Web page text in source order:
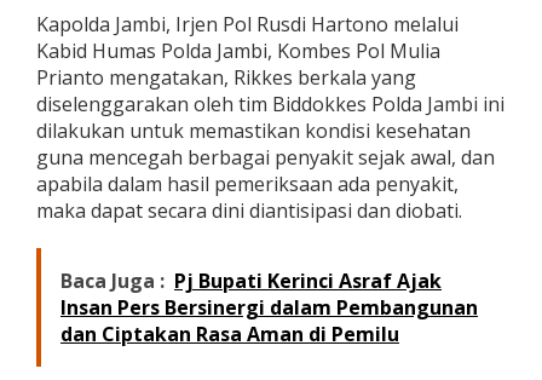
K
e
s
e
h
t
a
n
P
s
o
n
i
Kapolda Jambi, Irjen Pol Rusdi Hartono melalui
Kabid Humas Polda Jambi, Kombes Pol Mulia
Prianto mengatakan, Rikkes berkala yang
diselenggarakan oleh tim Biddokkes Polda Jambi ini
dilakukan untuk memastikan kondisi kesehatan
guna mencegah berbagai penyakit sejak awal, dan
apabila dalam hasil pemeriksaan ada penyakit,
maka dapat secara dini diantisipasi dan diobati.
Baca Juga : Pj Bupati Kerinci Asraf Ajak
Insan Pers Bersinergi dalam Pembangunan
dan Ciptakan Rasa Aman di Pemilu